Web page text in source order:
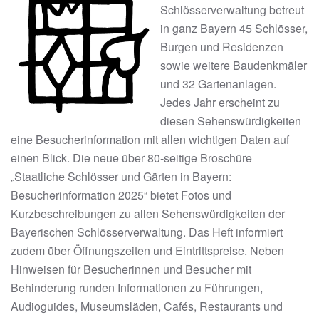
Schlösserverwaltung betreut
in ganz Bayern 45 Schlösser,
Burgen und Residenzen
sowie weitere Baudenkmäler
und 32 Gartenanlagen.
Jedes Jahr erscheint zu
diesen Sehenswürdigkeiten
eine Besucherinformation mit allen wichtigen Daten auf
einen Blick. Die neue über 80-seitige Broschüre
„Staatliche Schlösser und Gärten in Bayern:
Besucherinformation 2025“ bietet Fotos und
Kurzbeschreibungen zu allen Sehenswürdigkeiten der
Bayerischen Schlösserverwaltung. Das Heft informiert
zudem über Öffnungszeiten und Eintrittspreise. Neben
Hinweisen für Besucherinnen und Besucher mit
Behinderung runden Informationen zu Führungen,
Audioguides, Museumsläden, Cafés, Restaurants und